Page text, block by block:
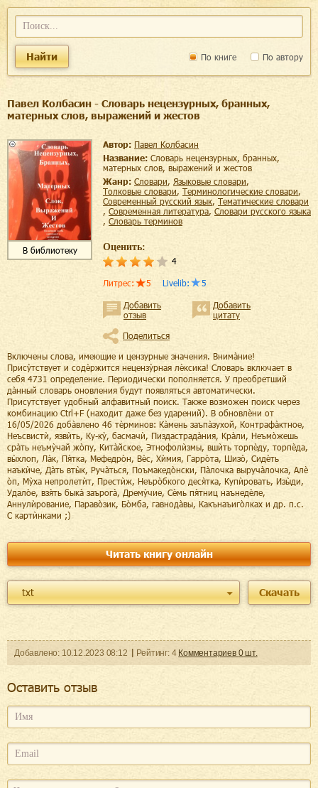
По книге По автору
Найти
Павел Колбасин - Словарь нецензурных, бранных,
матерных слов, выражений и жестов
В библиотеку
Автор: Павел Колбасин
Название: Словарь нецензурных, бранных,
матерных слов, выражений и жестов
Жанр:
словари, языковые словари,
толковые словари, терминологические словари,
современный русский язык,
тематические словари
,
современная литература,
словари русского языка
,
словарь терминов
Оценить:
4
Литрес: 5 Livelib: 5
Добавить
отзыв
Добавить
цитату
Поделиться
Включены слова, имеющие и цензурные значения. Внима̀ние!
Прису̀тствует и содѐржится нецензу̀рная лѐксика! Словарь включает в
себя 4731 определение. Периодически пополняется. У преобретший
да̀нный словарь оновления будут появляться автоматически.
Присутствует удобный алфавитный поиск. Также возможен поиск через
комбинацию Ctrl+F (находит даже без ударений). В обновлѐни от
16/05/2026 доба̀влено 46 тѐрминов: Ка̀мень заъпа̀зухой, Контрафа̀ктное,
Неъсвистѝ, язвѝть, Ку-ку̀, басмачѝ, Пиздастрада̀ния, Кра̀ли, Неъмо̀жешь
сра̀ть неъму̀чай жо̀пу, Кита̀йское, Этнофолѝзмы, вшѝть торпѐду, торпѐда,
вы̀хлоп, Ла̀к, Пя̀тка, Мефедро̀н, Вѐс, Хѝмия, Гарро̀та, Шизо̀, Сидѐть
наъкѝче, Да̀ть вты̀к, Руча̀ться, Поъмакедо̀нски, Па̀лочка выруча̀лочка, Алѐ
о̀п, Му̀ха непролетѝт, Престѝж, Неъро̀бкого деся̀тка, Купѝровать, Изы̀ди,
Удало̀е, взя̀ть быка̀ заърога̀, Дрему̀чие, Сѐмь пя̀тниц наънедѐле,
Аннулѝрование, Параво̀зик, Бо̀мба, гавнода̀вы, Какънаъиго̀лках и др. п.с.
С картѝнками ;)
Читать книгу онлайн
txt Скачать
Добавленo: 10.12.2023 08:12 Рейтинг: 4 Комментариев 0шт.
Оcтавить отзыв